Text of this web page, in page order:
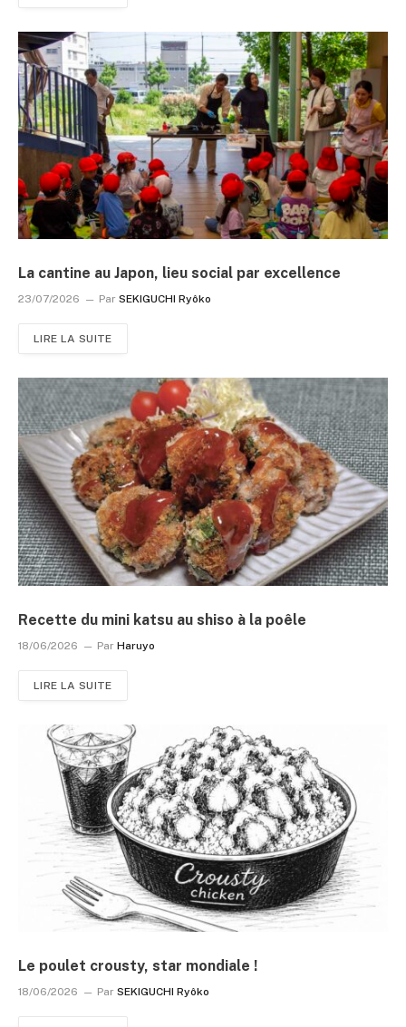
La cantine au Japon, lieu social par excellence
23/07/2026 Par SEKIGUCHI Ryôko
LIRE LA SUITE
Recette du mini katsu au shiso à la poêle
18/06/2026 Par Haruyo
LIRE LA SUITE
Le poulet crousty, star mondiale !
18/06/2026 Par SEKIGUCHI Ryôko